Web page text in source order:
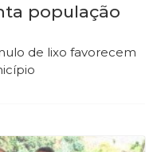
população
de lixo favorecem